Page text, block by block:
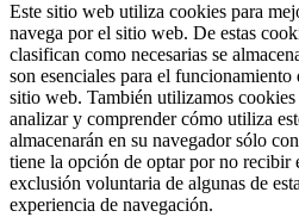
Este sitio web utiliza cookies para
navega por el sitio web. De estas
clasifican como necesarias se
son esenciales para el funcionamiento
sitio web. También utilizamos cookies
analizar y comprender cómo utiliza
almacenarán en su navegador sólo
tiene la opción de optar por no recibir
exclusión voluntaria de algunas de
experiencia de navegación.